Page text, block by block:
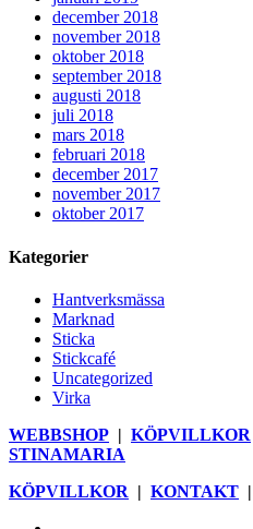
december 2018
november 2018
oktober 2018
september 2018
augusti 2018
juli 2018
mars 2018
februari 2018
december 2017
november 2017
oktober 2017
Kategorier
Hantverksmässa
Marknad
Sticka
Stickcafé
Uncategorized
Virka
WEBBSHOP | KÖPVILLKOR
STINAMARIA
KÖPVILLKOR | KONTAKT |